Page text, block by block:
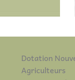
Dotation
Agriculteurs